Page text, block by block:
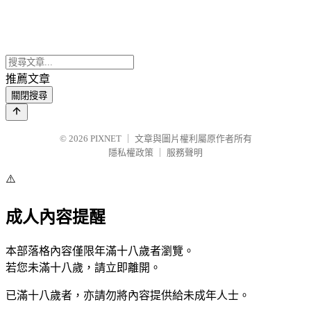
推薦文章
關閉搜尋
© 2026 PIXNET
文章與圖片權利屬原作者所有
隱私權政策
服務聲明
⚠️
成人內容提醒
本部落格內容僅限年滿十八歲者瀏覽。
若您未滿十八歲，請立即離開。
已滿十八歲者，亦請勿將內容提供給未成年人士。